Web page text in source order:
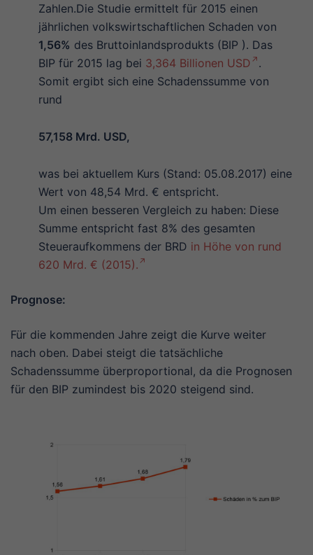
Zahlen.Die Studie ermittelt für 2015 einen
jährlichen volkswirtschaftlichen Schaden von
1,56% des Bruttoinlandsprodukts (BIP ). Das
BIP für 2015 lag bei 3,364 Billionen USD
.
Somit ergibt sich eine Schadenssumme von
rund
57,158 Mrd. USD,
was bei aktuellem Kurs (Stand: 05.08.2017) eine
Wert von 48,54 Mrd. € entspricht.
Um einen besseren Vergleich zu haben: Diese
Summe entspricht fast 8% des gesamten
Steueraufkommens der BRD in Höhe von rund
620 Mrd. € (2015).
Prognose:
Für die kommenden Jahre zeigt die Kurve weiter
nach oben. Dabei steigt die tatsächliche
Schadenssumme überproportional, da die Prognosen
für den BIP zumindest bis 2020 steigend sind.